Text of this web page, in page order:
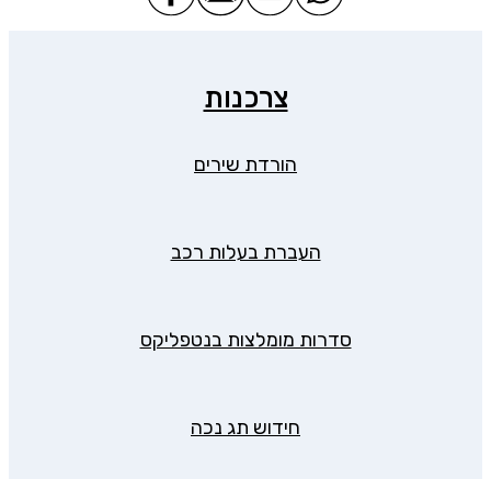
צרכנות
הורדת שירים
העברת בעלות רכב
סדרות מומלצות בנטפליקס
חידוש תג נכה